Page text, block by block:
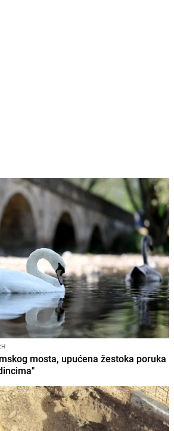
mosta, upućena žestoka poruka